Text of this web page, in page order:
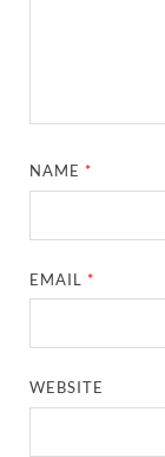
NAME*
EMAIL*
WEBSITE